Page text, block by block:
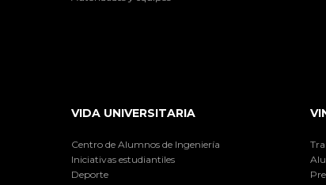
VIDA UNIVERSITARIA
Centro de Alumnos de Ingeniería
Iniciativas estudiantiles
Deporte